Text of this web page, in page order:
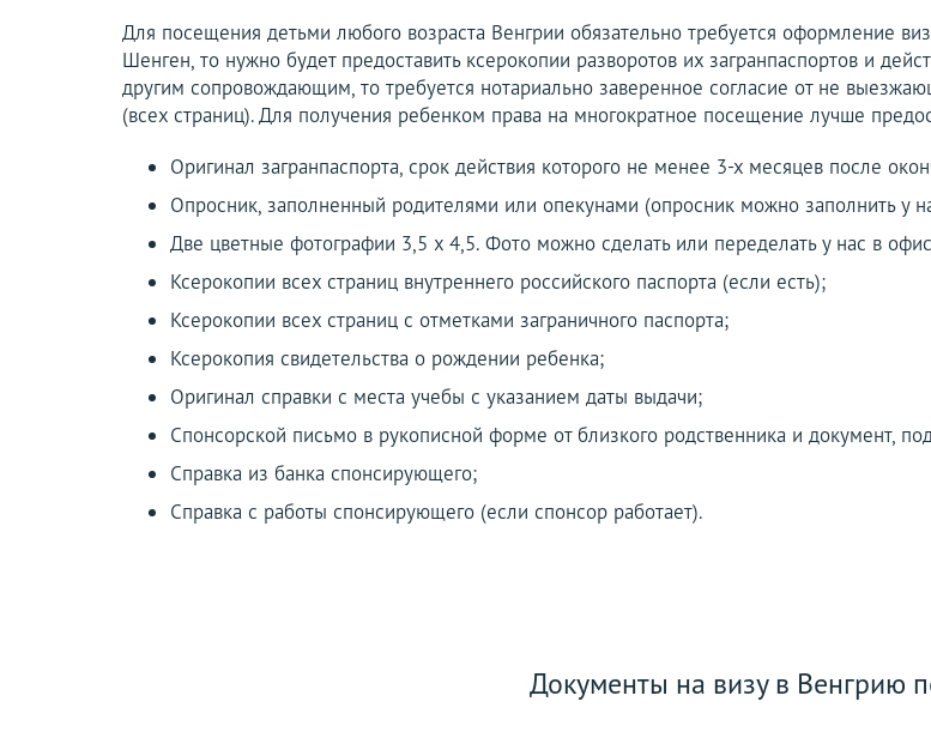
Для посещения детьми любого возраста Венгрии обязательно требуется оформление
Шенген, то нужно будет предоставить ксерокопии разворотов их загранпаспортов и
другим сопровождающим, то требуется нотариально заверенное согласие от не
(всех страниц). Для получения ребенком права на многократное посещение лучше
Оригинал загранпаспорта, срок действия которого не менее 3-х месяцев после
Опросник, заполненный родителями или опекунами (опросник можно заполнить у
Две цветные фотографии 3,5 х 4,5. Фото можно сделать или переделать у нас в
Ксерокопии всех страниц внутреннего российского паспорта (если есть);
Ксерокопии всех страниц с отметками заграничного паспорта;
Ксерокопия свидетельства о рождении ребенка;
Оригинал справки с места учебы с указанием даты выдачи;
Спонсорской письмо в рукописной форме от близкого родственника и документ,
Справка из банка спонсирующего;
Справка с работы спонсирующего (если спонсор работает).
Документы на визу в Венгрию